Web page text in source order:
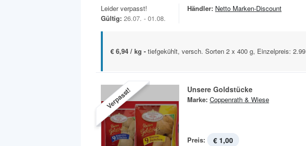
Leider verpasst!
Gültig: 26.07. - 01.08.
Händler: Netto Marken-Discount
€ 6,94 / kg - tiefgekühlt, versch. Sorten 2 x 400 g, Einzelpreis: 2.99
Verpasst! Unsere Goldstücke
Marke: Coppenrath & Wiese
Preis: € 1,00